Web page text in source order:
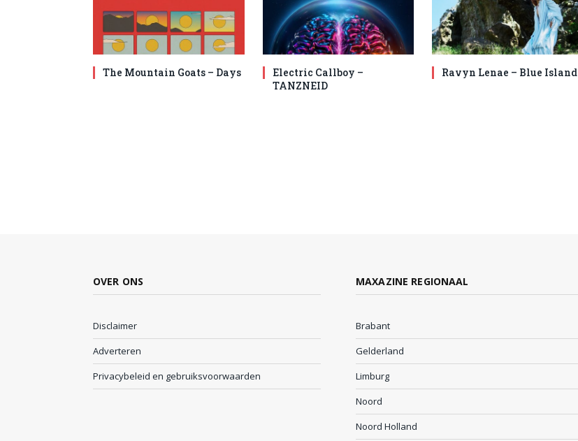
The Mountain Goats – Days
Electric Callboy –
TANZNEID
Ravyn Lenae – Blue Island
OVER ONS
Disclaimer
Adverteren
Privacybeleid en gebruiksvoorwaarden
MAXAZINE REGIONAAL
Brabant
Gelderland
Limburg
Noord
Noord Holland